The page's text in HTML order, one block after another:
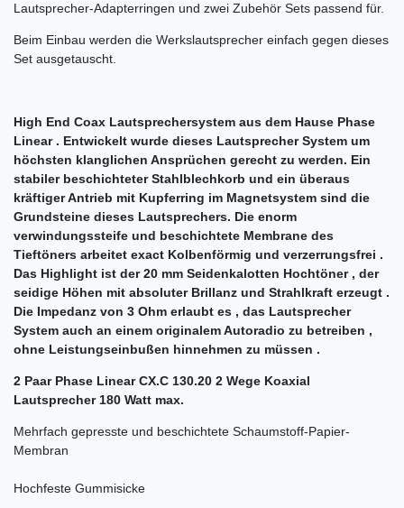
Lautsprecher-Adapterringen und zwei Zubehör Sets passend für.
Beim Einbau werden die Werkslautsprecher einfach gegen dieses
Set ausgetauscht.
High End Coax Lautsprechersystem aus dem Hause Phase
Linear . Entwickelt wurde dieses Lautsprecher System um
höchsten klanglichen Ansprüchen gerecht zu werden. Ein
stabiler beschichteter Stahlblechkorb und ein überaus
kräftiger Antrieb mit Kupferring im Magnetsystem sind die
Grundsteine dieses Lautsprechers. Die enorm
verwindungssteife und beschichtete Membrane des
Tieftöners arbeitet exact Kolbenförmig und verzerrungsfrei .
Das Highlight ist der 20 mm Seidenkalotten Hochtöner , der
seidige Höhen mit absoluter Brillanz und Strahlkraft erzeugt .
Die Impedanz von 3 Ohm erlaubt es , das Lautsprecher
System auch an einem originalem Autoradio zu betreiben ,
ohne Leistungseinbußen hinnehmen zu müssen .
2 Paar Phase Linear CX.C 130.20 2 Wege Koaxial
Lautsprecher 180 Watt max.
Mehrfach gepresste und beschichtete Schaumstoff-Papier-
Membran
Hochfeste Gummisicke